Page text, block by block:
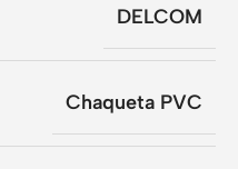
DELCOM
Chaqueta PVC